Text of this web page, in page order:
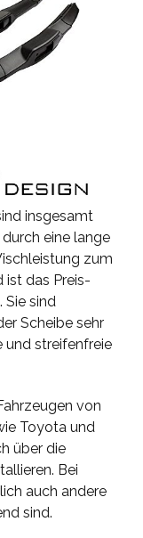
insgesamt
eine lange
zum
ist das Preis-
Sie sind
Scheibe sehr
und streifenfreie
von
Toyota und
über die
Bei
auch andere
sind.